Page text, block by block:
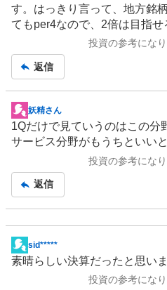
す。はっきり言って、地方銘
てもper4なので、2倍は目指せ
投資の参考にな
返信
掲
示
板
妖精さん
1Qだけで見ていうのはこの分
サービス分野がもうちといい
投資の参考にな
返信
掲
示
sid*****
素晴らしい決算だったと思い
投資の参考にな